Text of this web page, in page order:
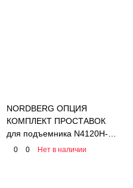
NORDBERG ОПЦИЯ
КОМПЛЕКТ ПРОСТАВОК
для подъемника N4120H-
4T (new) длина 70мм (4шт)
0 0 Нет в наличии